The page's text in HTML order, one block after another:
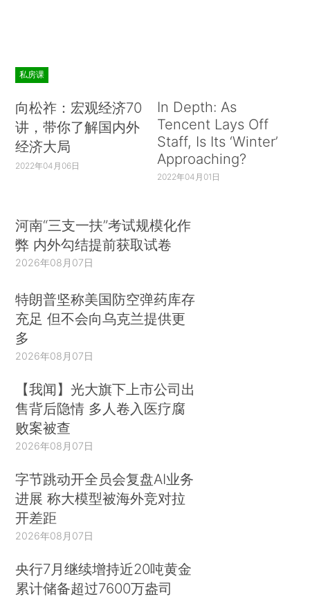
私房课
向松祚：宏观经济70
讲，带你了解国内外
经济大局
2022年04月06日
In Depth: As
Tencent Lays Off
Staff, Is Its ‘Winter’
Approaching?
2022年04月01日
河南“三支一扶”考试规模化作
弊 内外勾结提前获取试卷
2026年08月07日
特朗普坚称美国防空弹药库存
充足 但不会向乌克兰提供更
多
2026年08月07日
【我闻】光大旗下上市公司出
售背后隐情 多人卷入医疗腐
败案被查
2026年08月07日
字节跳动开全员会复盘AI业务
进展 称大模型被海外竞对拉
开差距
2026年08月07日
央行7月继续增持近20吨黄金
累计储备超过7600万盎司